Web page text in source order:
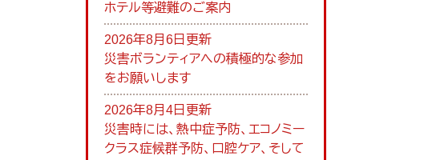
ホテル等避難のご案内
2026年8月6日更新
災害ボランティアへの積極的な参加
をお願いします
2026年8月4日更新
災害時には、熱中症予防、エコノミー
クラス症候群予防、口腔ケア、そして